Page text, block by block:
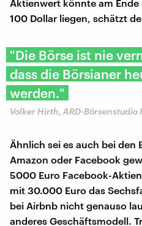
Aktienwert könnte am Ende
100 Dollar liegen, schätzt
"Die Börse ist nie
dass die Börsianer
werden."
Volker Hirth, ARD-Börsenstudio
Ähnlich sei es auch bei den
Amazon oder Facebook
5000 Euro Facebook-
mit 30.000 Euro das
bei Airbnb nicht genauso
anderes Geschäftsmodell.